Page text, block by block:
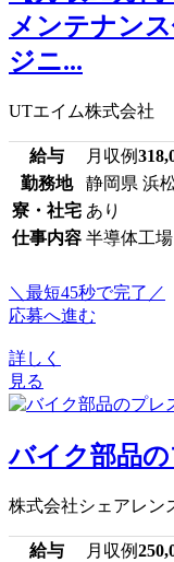
メンテナン
ジニ...
UTエイム株式会社
給与 月収例
勤務地
静岡県 浜
寮・社宅 あり
仕事内容 半導体工
＼最短45秒で完了／
応募へ進む
詳しく
見る
バイク部品
株式会社シェアレン
給与 月収例